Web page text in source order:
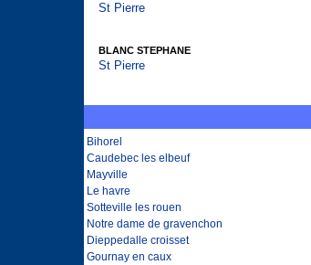
St Pierre
BLANC STEPHANE
St Pierre
Bihorel
Caudebec les elbeuf
Mayville
Le havre
Sotteville les rouen
Notre dame de gravenchon
Dieppedalle croisset
Gournay en caux